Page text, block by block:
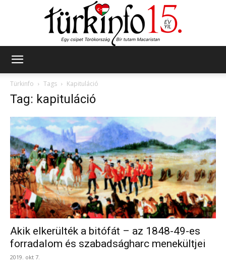
Türkinfo
Tags Kapituláció
Tag: kapituláció
Akik elkerülték a bitófát – az 1848-49-es
forradalom és szabadságharc menekültjei
2019. okt 7.